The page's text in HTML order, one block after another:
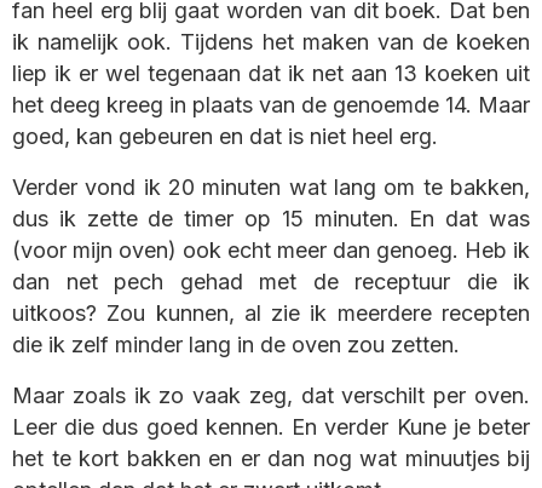
fan heel erg blij gaat worden van dit boek. Dat ben
ik namelijk ook. Tijdens het maken van de koeken
liep ik er wel tegenaan dat ik net aan 13 koeken uit
het deeg kreeg in plaats van de genoemde 14. Maar
goed, kan gebeuren en dat is niet heel erg.
Verder vond ik 20 minuten wat lang om te bakken,
dus ik zette de timer op 15 minuten. En dat was
(voor mijn oven) ook echt meer dan genoeg. Heb ik
dan net pech gehad met de receptuur die ik
uitkoos? Zou kunnen, al zie ik meerdere recepten
die ik zelf minder lang in de oven zou zetten.
Maar zoals ik zo vaak zeg, dat verschilt per oven.
Leer die dus goed kennen. En verder Kune je beter
het te kort bakken en er dan nog wat minuutjes bij